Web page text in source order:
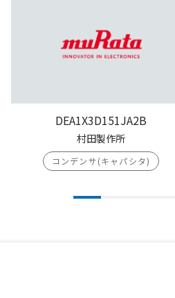
DEA1X3D151JA2B
村田製作所
コンデンサ(キャパシタ)